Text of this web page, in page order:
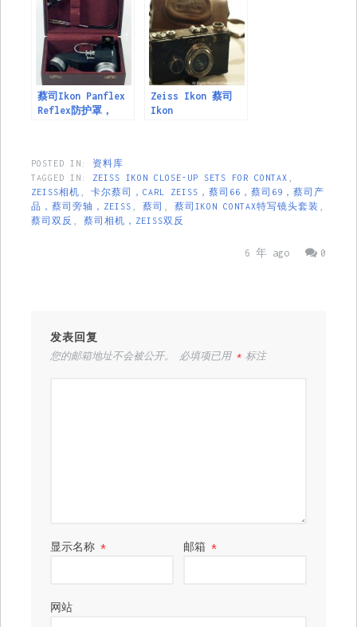
Accessories for
Contax
Flektoskop reflex
housing for
Contax
蔡司Ikon Panflex
Reflex防护罩，
Contax
Zeiss Ikon 蔡司
Ikon
POSTED IN: 资料库
TAGGED IN: ZEISS IKON CLOSE-UP SETS FOR CONTAX
ZEISS相机
卡尔蔡司，CARL ZEISS，蔡司66，蔡司69，蔡司产
品，蔡司旁轴，ZEISS
蔡司 蔡司IKON CONTAX特写镜头套装
蔡司双反
蔡司相机，ZEISS双反
0
6 年 ago
发表回复
您的邮箱地址不会被公开。 必填项已用 *标注
显示名称 * 邮箱*
网站